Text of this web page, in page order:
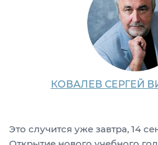
КОВАЛЕВ СЕРГЕЙ
Это случится уже завтра, 14